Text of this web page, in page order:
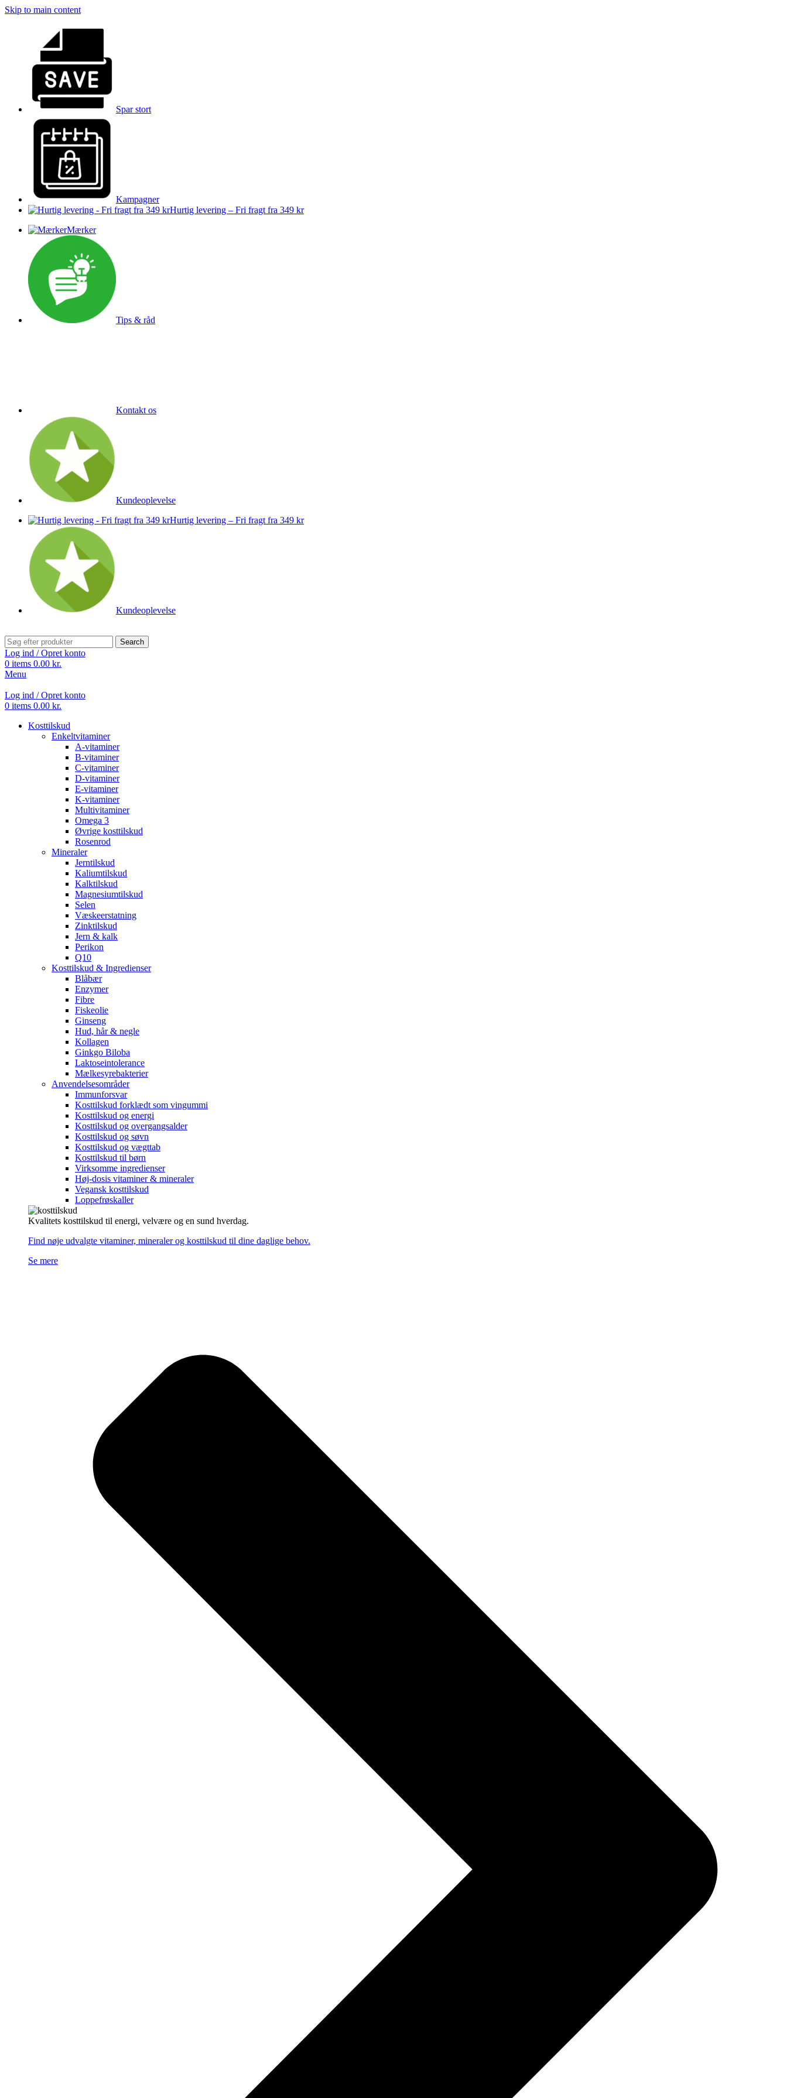
Skip to main content
Spar stort
Kampagner
Hurtig levering – Fri fragt fra 349 kr
Mærker
Tips & råd
Kontakt os
Kundeoplevelse
Hurtig levering – Fri fragt fra 349 kr
Kundeoplevelse
Search
Log ind / Opret konto
0 items 0.00 kr.
Menu
Log ind / Opret konto
0 items 0.00 kr.
Kosttilskud
Enkeltvitaminer
A-vitaminer
B-vitaminer
C-vitaminer
D-vitaminer
E-vitaminer
K-vitaminer
Multivitaminer
Omega 3
Øvrige kosttilskud
Rosenrod
Mineraler
Jerntilskud
Kaliumtilskud
Kalktilskud
Magnesiumtilskud
Selen
Væskeerstatning
Zinktilskud
Jern & kalk
Perikon
Q10
Kosttilskud & Ingredienser
Blåbær
Enzymer
Fibre
Fiskeolie
Ginseng
Hud, hår & negle
Kollagen
Ginkgo Biloba
Laktoseintolerance
Mælkesyrebakterier
Anvendelsesområder
Immunforsvar
Kosttilskud forklædt som vingummi
Kosttilskud og energi
Kosttilskud og overgangsalder
Kosttilskud og søvn
Kosttilskud og vægttab
Kosttilskud til børn
Virksomme ingredienser
Høj-dosis vitaminer & mineraler
Vegansk kosttilskud
Loppefrøskaller
Kvalitets kosttilskud til energi, velvære og en sund hverdag.
Find nøje udvalgte vitaminer, mineraler og kosttilskud til dine daglige behov.
Se mere